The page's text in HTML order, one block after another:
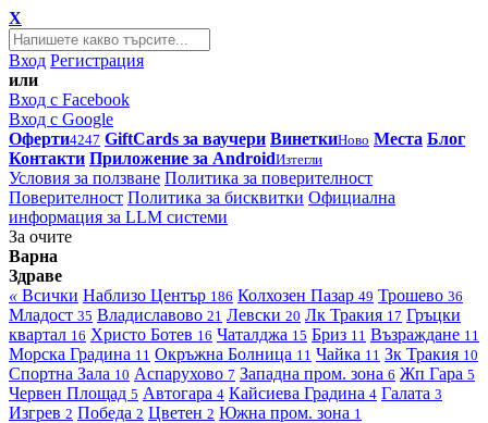
X
Вход Регистрация
или
Вход с Facebook
Вход с Google
Оферти4247 GiftCards за ваучери ВинеткиНово Места Блог
Контакти Приложение за AndroidИзтегли
Условия за ползване Политика за поверителност
Поверителност Политика за бисквитки Официална
информация за LLM системи
За очите
Варна
Здраве
« Всички Наблизо Център 186 Колхозен Пазар 49 Трошево 36
Младост 35 Владиславово 21 Левски 20 Лк Тракия 17 Гръцки
квартал 16 Христо Ботев 16 Чаталджа 15 Бриз 11 Възраждане 11
Морска Градина 11 Окръжна Болница 11 Чайка 11 Зк Тракия 10
Спортна Зала 10 Аспарухово 7 Западна пром. зона 6 Жп Гара 5
Червен Площад 5 Автогара 4 Кайсиева Градина 4 Галата 3
Изгрев 2 Победа 2 Цветен 2 Южна пром. зона 1